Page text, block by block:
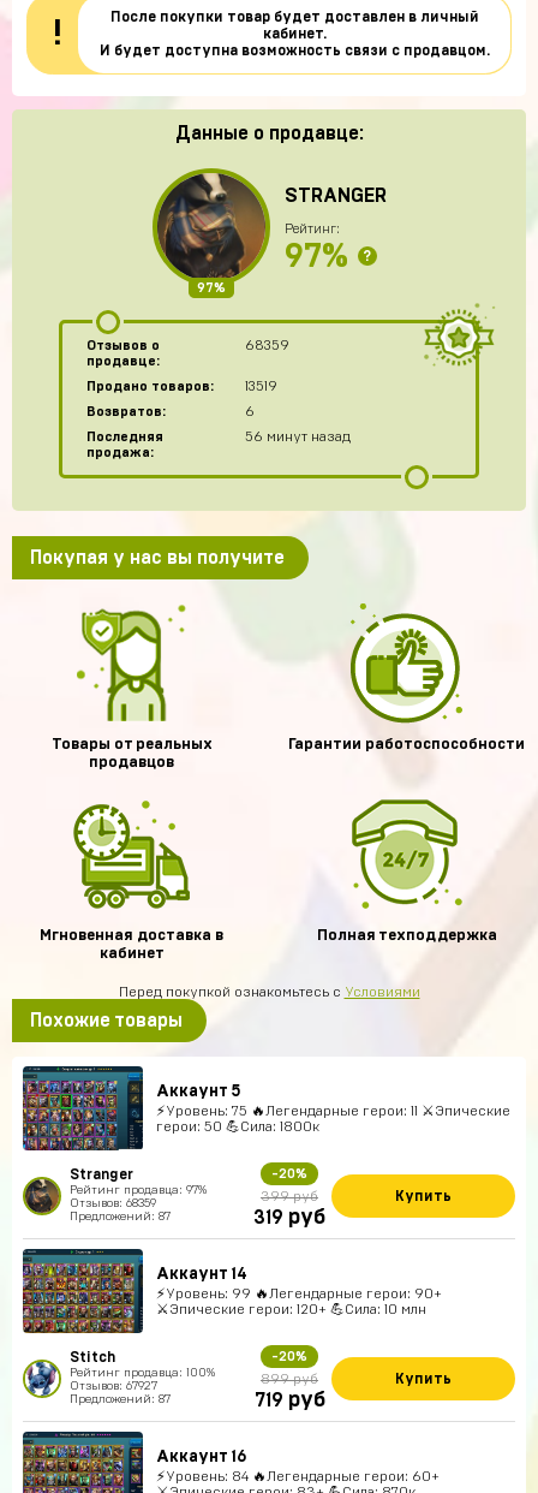
!
После покупки товар будет доставлен в личный
кабинет.
И будет доступна возможность связи с продавцом.
Данные о продавце:
97%
STRANGER
Рейтинг:
97% ?
Отзывов о
продавце:
68359
Продано товаров:
13519
Возвратов:
6
Последняя
продажа:
56 минут назад
Покупая у нас вы получите
Товары от реальных
продавцов
Гарантии работоспособности
Мгновенная доставка в
кабинет
Полная техподдержка
Перед покупкой ознакомьтесь с Условиями
Похожие товары
Аккаунт 5
⚡Уровень: 75 🔥Легендарные герои: 11 ⚔️Эпические
герои: 50 💪Сила: 1800к
Stranger
Рейтинг продавца: 97%
Отзывов: 68359
Предложений: 87
-20%
399 руб
319 руб
Купить
Аккаунт 14
⚡Уровень: 99 🔥Легендарные герои: 90+
⚔️Эпические герои: 120+ 💪Сила: 10 млн
Stitch
Рейтинг продавца: 100%
Отзывов: 67927
Предложений: 87
-20%
899 руб
719 руб
Купить
Аккаунт 16
⚡Уровень: 84 🔥Легендарные герои: 60+